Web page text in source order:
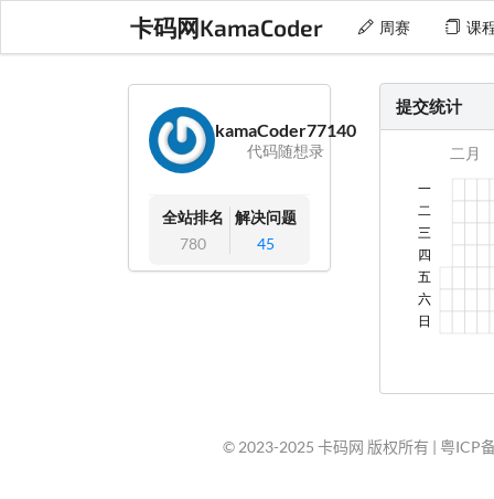
卡码网KamaCoder 周赛 课
kamaCoder77140
代码随想录
全站排名
780
解决问题
45
提交统计
© 2023-2025 卡码网 版权所有 | 粤ICP